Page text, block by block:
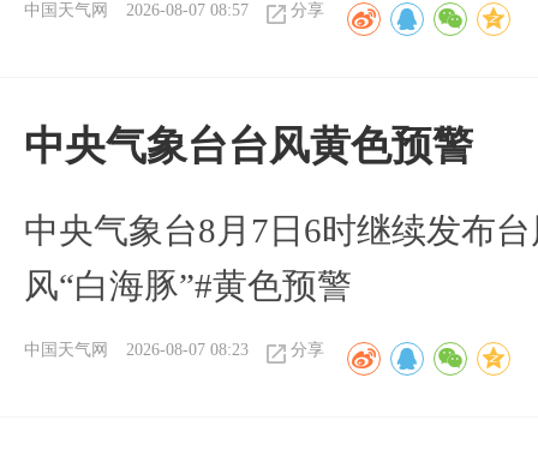
中国天气网 2026-08-07 08:57 分享
​中央气象台台风黄色预警
中央气象台8月7日6时继续发布
风“白海豚”#黄色预警
中国天气网 2026-08-07 08:23 分享